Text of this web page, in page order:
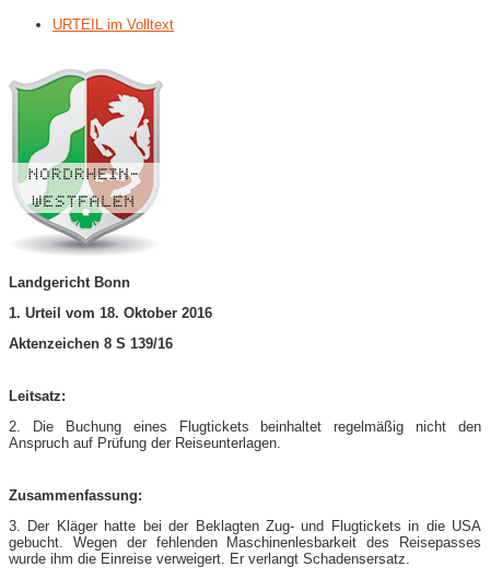
URTEIL im Volltext
Landgericht Bonn
1. Urteil vom 18. Oktober 2016
Aktenzeichen 8 S 139/16
Leitsatz:
2. Die Buchung eines Flugtickets beinhaltet regelmäßig nicht den
Anspruch auf Prüfung der Reiseunterlagen.
Zusammenfassung:
3. Der Kläger hatte bei der Beklagten Zug- und Flugtickets in die USA
gebucht. Wegen der fehlenden Maschinenlesbarkeit des Reisepasses
wurde ihm die Einreise verweigert. Er verlangt Schadensersatz.